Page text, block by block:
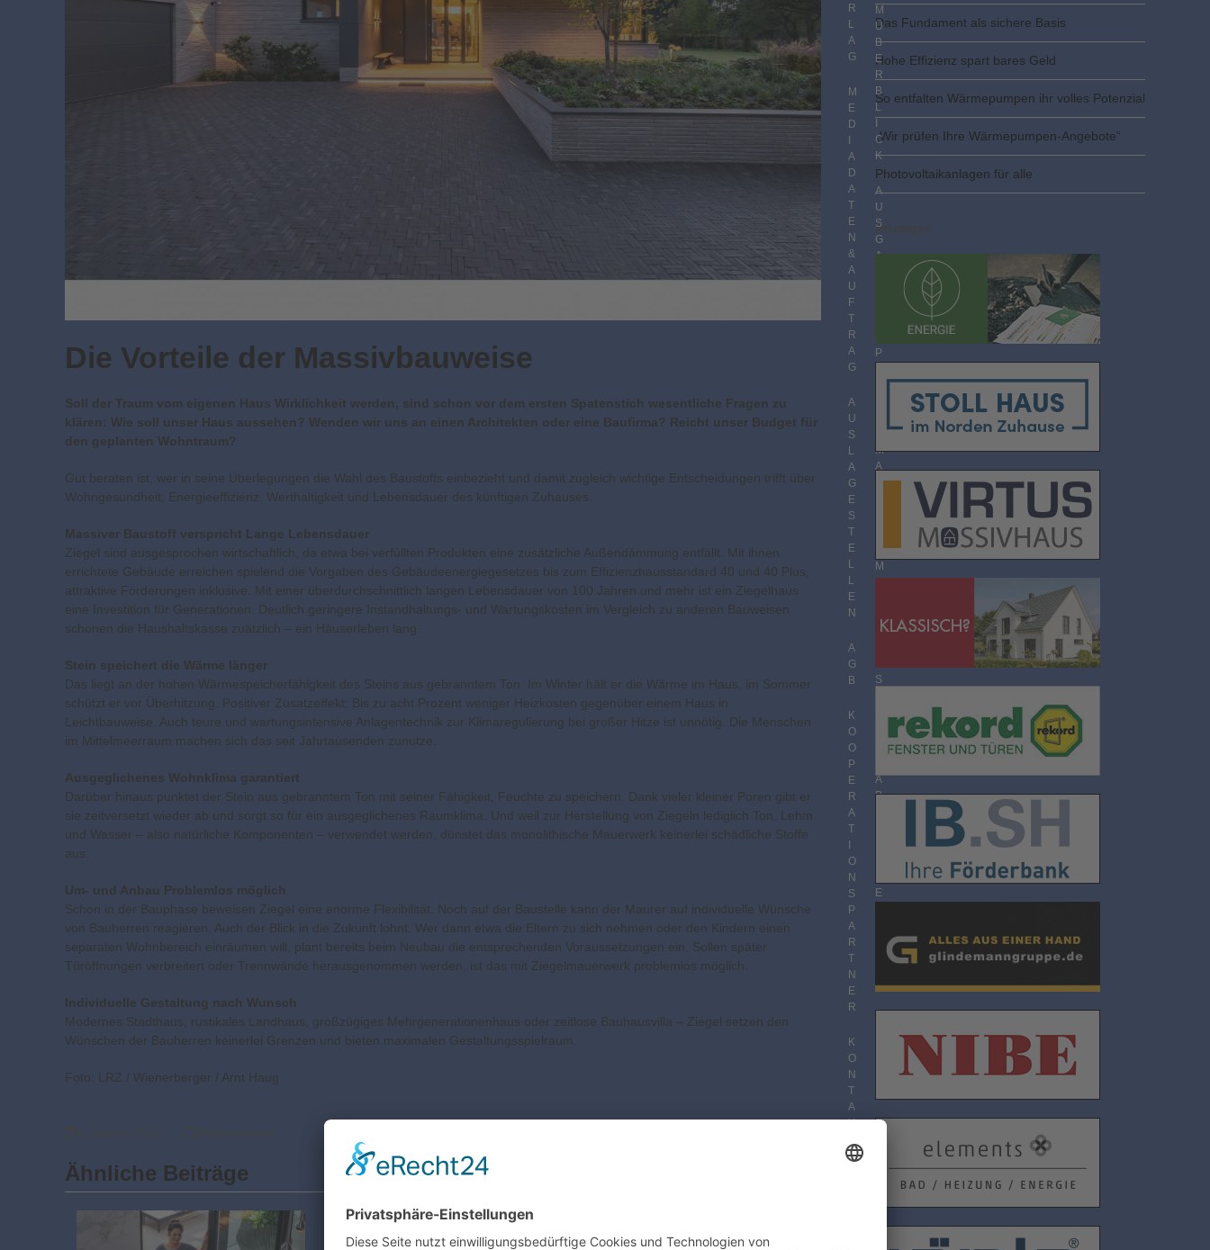
Die Vorteile der Massivbauweise
Soll der Traum vom eigenen Haus Wirklichkeit werden, sind schon vor dem ers­ten Spatenstich wesentliche Fragen zu
klären: Wie soll unser Haus aussehen? Wenden wir uns an einen Architekten oder eine Baufirma? Reicht unser Budget für
den geplanten Wohntraum?
Gut beraten ist, wer in seine Überlegungen die Wahl des Baustoffs einbezieht und damit zugleich wichtige Entscheidungen trifft über
Wohngesundheit, Energieeffizienz, Werthaltigkeit und Lebensdauer des künftigen Zuhauses.
Massiver Baustoff verspricht Lange Lebensdauer
Ziegel sind ausgesprochen wirtschaftlich, da etwa bei verfüllten Produkten eine zusätzliche Außendämmung entfällt. Mit ihnen
errichtete Gebäude erreichen spielend die Vorgaben des Gebäudeenergiegesetzes bis zum Effizienzhausstandard 40 und 40 Plus,
attraktive Förderungen inklusive. Mit einer überdurchschnittlich langen Lebensdauer von 100 Jahren und mehr ist ein Ziegelhaus
eine Investition für Generationen. Deutlich geringere Instandhaltungs- und Wartungskosten im Vergleich zu anderen Bauweisen
schonen die Haushaltskasse zuätzlich – ein Häuserleben lang.
Stein speichert die Wärme länger
Das liegt an der hohen Wärmespeicherfähigkeit des Steins aus gebranntem Ton. Im Winter hält er die Wärme im Haus, im Sommer
schützt er vor Überhitzung. Positiver Zusatzeffekt: Bis zu acht Prozent weniger Heizkosten gegenüber einem Haus in
Leichtbauweise. Auch teure und wartungsintensive Anlagentechnik zur Klimaregulierung bei großer Hitze ist unnötig. Die Menschen
im Mittelmeerraum machen sich das seit Jahrtausenden zunutze.
Ausgeglichenes Wohnklima garantiert
Darüber hinaus punktet der Stein aus gebranntem Ton mit seiner Fähigkeit, Feuchte zu speichern. Dank vieler kleiner Poren gibt er
sie zeitversetzt wieder ab und sorgt so für ein ausgeglichenes Raumklima. Und weil zur Herstellung von Ziegeln lediglich Ton, Lehm
und Wasser – also natürliche Komponenten – verwendet werden, dünstet das monolithische Mauerwerk keinerlei schädliche Stoffe
aus.
Um- und Anbau Problemlos möglich
Schon in der Bauphase beweisen Ziegel eine enorme Flexibilität. Noch auf der Baustelle kann der Maurer auf individuelle Wünsche
von Bauherren reagieren. Auch der Blick in die Zukunft lohnt. Wer dann etwa die Eltern zu sich nehmen oder den Kindern einen
separaten Wohnbereich einräumen will, plant bereits beim Neubau die entsprechenden Voraussetzungen ein. Sollen später
Türöffnungen verbreitert oder Trennwände herausgenommen werden, ist das mit Ziegelmauerwerk problemlos möglich.
Individuelle Gestaltung nach Wunsch
Modernes Stadthaus, rustikales Landhaus, großzügiges Mehrgenerationenhaus oder zeitlose Bauhausvilla – Ziegel setzen den
Wünschen der Bauherren keinerlei Grenzen und bieten maximalen Gestaltungsspielraum.
Foto: LRZ / Wienerberger / Arnt Haug
Ähnliche Beiträge
Das Fundament als sichere Basis
Hohe Effizienz spart bares Geld
So entfalten Wärmepumpen ihr volles Potenzial
„Wir prüfen Ihre Wärmepumpen-Angebote“
Photovoltaik­­anlagen für alle
Anzeigen
R
L
A
G
M
E
D
A
D
A
T
E
N
&
A
U
F
T
R
A
G
A
U
S
L
A
G
E
S
T
E
L
L
E
N
A
G
B
K
O
O
P
E
R
A
T
O
N
S
P
A
R
T
N
E
R
K
O
N
T
A
K
M
Ü
B
E
R
B
L
C
K
A
U
S
G
A
P
M
A
M
B
S
A
B
E